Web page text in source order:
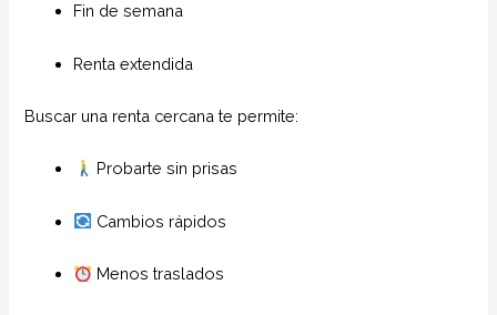
Fin de semana
Renta extendida
Buscar una renta cercana te permite:
Probarte sin prisas
Cambios rápidos
Menos traslados